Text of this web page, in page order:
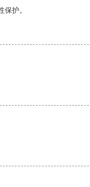
护。